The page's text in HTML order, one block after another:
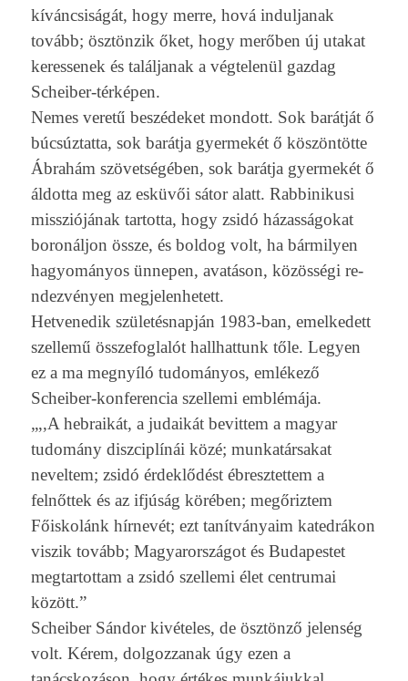
kíváncsiságát, hogy merre, hová in­dul­janak
tovább; ösztönzik őket, hogy merőben új utakat
keres­senek és talál­janak a vég­telenül gaz­dag
Scheiber-térképen.
Nemes veretű beszédeket mon­dott. Sok barátját ő
búc­súztat­ta, sok barátja gyer­mekét ő köszöntötte
Ábrahám szövetségében, sok barátja gyer­mekét ő
áldot­ta meg az esküvői sátor alatt. Rab­binikusi
mis­sziójának tar­totta, hogy zsidó házasságokat
boronáljon össze, és bol­dog volt, ha bár­mily­en
hagyományos ünnep­en, avatáson, közösségi re­
ndez­vény­en meg­jelen­hetett.
Het­venedik születésnapján 1983-ban, em­el­kedett
szel­lemű összefog­lalót hallhat­tunk tőle. Legy­en
ez a ma megnyíló tudományos, emlékező
Scheiber-konferencia szel­lemi emblémája.
„,,A heb­raikát, a judaikát be­vit­tem a magyar
tudomány dis­zcip­línái közé; mun­katár­sakat
nevel­tem; zsidó érdeklődést ébresztet­tem a
felnőttek és az ifjúság körében; megőriz­tem
Főiskolánk hírnevét; ezt tanítványaim kated­rákon
vis­zik tovább; Magyarországot és Budapes­tet
meg­tartot­tam a zsidó szel­lemi élet centrumai
között.”
Scheib­er Sándor kivételes, de ösztönző jelen­ség
volt. Kérem, dol­gozzanak úgy ezen a